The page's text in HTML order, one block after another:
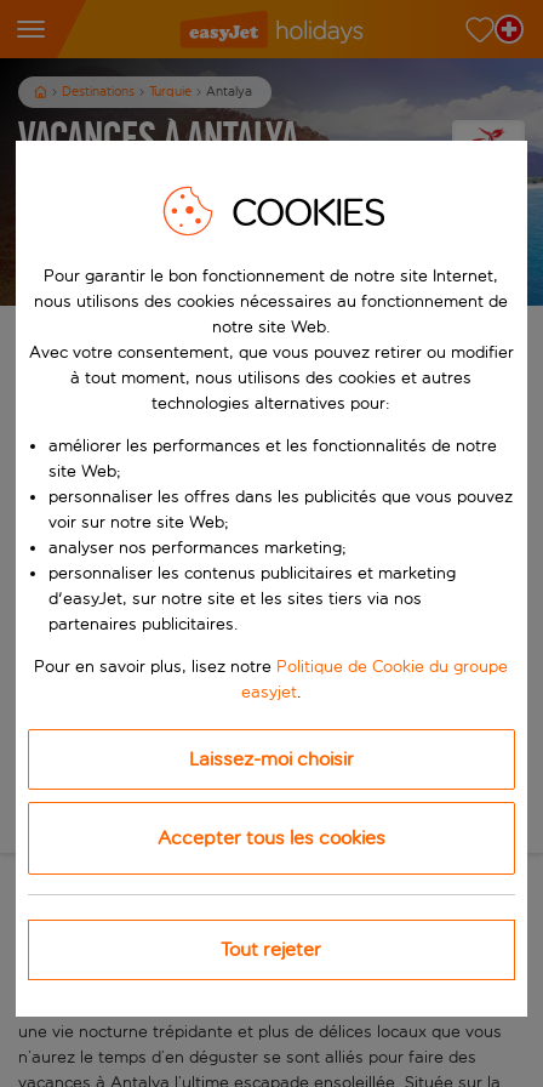
Destinations Turquie Antalya
Vacances à Antalya
Les conditions générales s’appliquent
Trouvez votre séjour de rêve
Commencez à taper pour la saisie automatique. Lorsque les
Commencez à taper pour la saisie automatique. Lorsque les
Vers
Choisissez vos dates
Quand
Rechercher
Une destination animée de la
Côte Turquoise
une vie nocturne trépidante et plus de délices locaux que vous
n’aurez le temps d’en déguster se sont alliés pour faire des
COOKIES
Pour garantir le bon fonctionnement de notre site Internet,
nous utilisons des cookies nécessaires au fonctionnement de
notre site Web.
Avec votre consentement, que vous pouvez retirer ou modifier
à tout moment, nous utilisons des cookies et autres
technologies alternatives pour:
améliorer les performances et les fonctionnalités de notre
site Web;
personnaliser les offres dans les publicités que vous pouvez
voir sur notre site Web;
analyser nos performances marketing;
personnaliser les contenus publicitaires et marketing
d'easyJet, sur notre site et les sites tiers via nos
partenaires publicitaires.
Pour en savoir plus, lisez notre Politique de Cookie du groupe
easyjet.
Laissez-moi choisir
Accepter tous les cookies
Tout rejeter